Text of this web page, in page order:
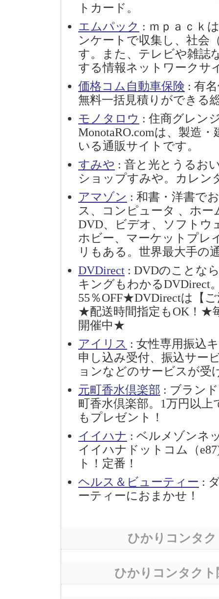
トカード。
エムパック : ｍｐａｃｋ
ンケートで収集し、社会
す。また、テレビや雑誌
する情報ネットワークサ
価格コム自動車保険 : 有
無料一括見積りができる
モノタロウ : 住商グレン
MonotaRO.comは、製造
いる通販サイトです。
すみや : 音と光とうるお
ショップすみや。カレン
アマゾン : 和書・洋書で
ス、コンピュータ 、ホ
DVD、ビデオ、ソフトウ
ホビー、マーケットプレ
リもある。世界最大手の
DVDirect : DVDのことな
キングもわかるDVDirect
55％OFF★DVDirectは【
★配送時間指定もOK！★
開催中★
アイリス : 女性専用振込
申し込み受付、振込サー
ョンなどのサービスが受
元町香水倶楽部 : ブラン
町香水倶楽部。1万円以
もプレゼント！
イイハナ : ベルメゾンネ
イイハナドットコム（
ト！定番！
ヘルス＆ビューティー :
ーティーにおまかせ！
ひかりコンタ
ひかりコンタク